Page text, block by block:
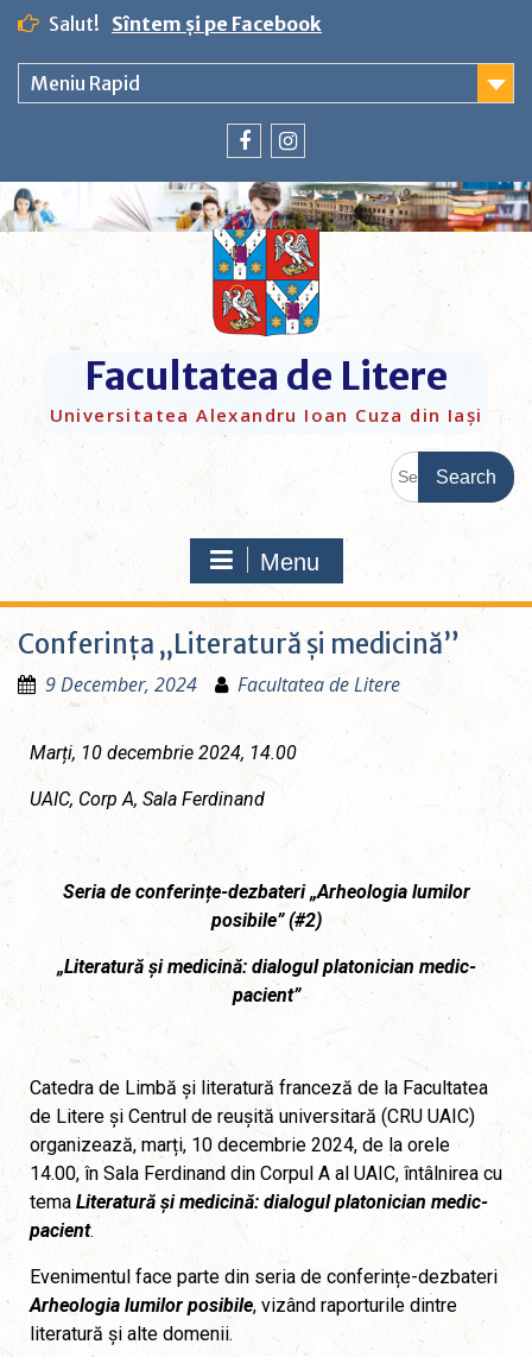
Salut! Sîntem și pe Facebook
Meniu Rapid
Facultatea de Litere
Universitatea Alexandru Ioan Cuza din Iași
Menu
Conferința „Literatură și medicină”
9 December, 2024 Facultatea de Litere
Marți, 10 decembrie 2024, 14.00
UAIC, Corp A, Sala Ferdinand
Seria de conferințe-dezbateri „Arheologia lumilor
posibile” (#2)
„Literatură și medicină: dialogul platonician medic-
pacient”
Catedra de Limbă și literatură franceză de la Facultatea
de Litere și Centrul de reușită universitară (CRU UAIC)
organizează, marți, 10 decembrie 2024, de la orele
14.00, în Sala Ferdinand din Corpul A al UAIC, întâlnirea cu
tema Literatură și medicină: dialogul platonician medic-
pacient.
Evenimentul face parte din seria de conferințe-dezbateri
Arheologia lumilor posibile, vizând raporturile dintre
literatură și alte domenii.